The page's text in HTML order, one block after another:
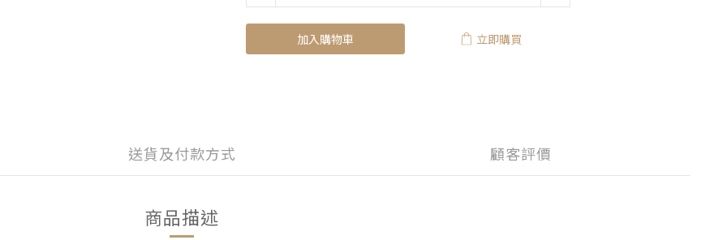
加入購物車 立即購買
送貨及付款方式 顧客評價
商品描述